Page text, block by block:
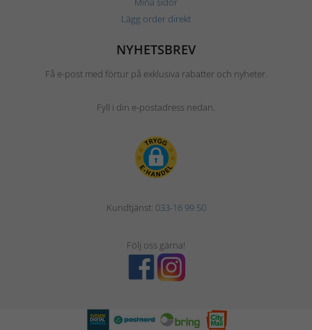
Lägg order direkt
NYHETSBREV
Få e-post med förtur på exklusiva rabatter och nyheter.
Fyll i din e-postadress nedan.
Kundtjänst: 033-16 99 50
Följ oss gärna!